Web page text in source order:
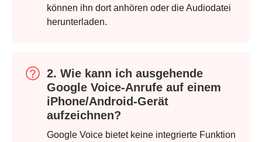
Schritt 2.
können ihn dort anhören oder die Audiodatei
herunterladen.
2. Wie kann ich ausgehende
Google Voice-Anrufe auf einem
iPhone/Android-Gerät
aufzeichnen?
Google Voice bietet keine integrierte Funktion